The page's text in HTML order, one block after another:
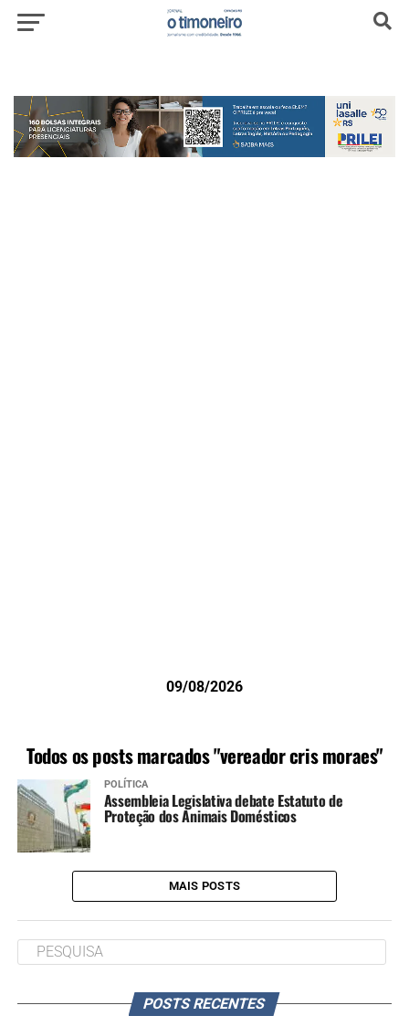
09/08/2026
Todos os posts marcados "vereador cris moraes"
POLÍTICA
Assembleia Legislativa debate Estatuto de
Proteção dos Animais Domésticos
MAIS POSTS
POSTS RECENTES